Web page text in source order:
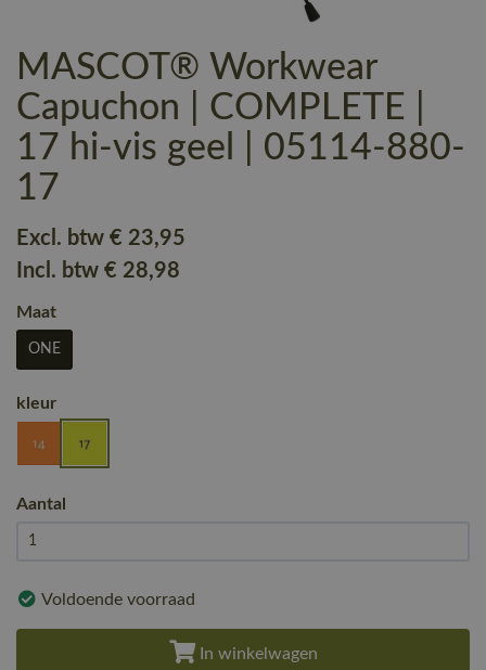
MASCOT® Workwear
Capuchon | COMPLETE |
17 hi-vis geel | 05114-880-
17
Excl. btw € 23,95
Incl. btw € 28,98
Maat
ONE
kleur
Aantal
Voldoende voorraad
In winkelwagen